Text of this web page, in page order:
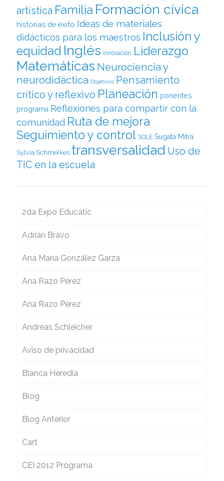
artística Familia Formación cívica
historias de éxito Ideas de materiales
didácticos para los maestros Inclusión y
equidad Inglés innovación Liderazgo
Matemáticas Neurociencia y
neurodidáctica Objetivos Pensamiento
crítico y reflexivo Planeación ponentes
programa Reflexiones para compartir con la
comunidad Ruta de mejora
Seguimiento y control SOLE Sugata Mitra
Sylvia Schmelkes transversalidad Uso de
TIC en la escuela
2da Expo Educatic
Adrián Bravo
Ana María González Garza
Ana Razo Pérez
Ana Razo Pérez
Andreas Schleicher
Aviso de privacidad
Blanca Heredia
Blog
Blog Anterior
Cart
CEI 2012 Programa